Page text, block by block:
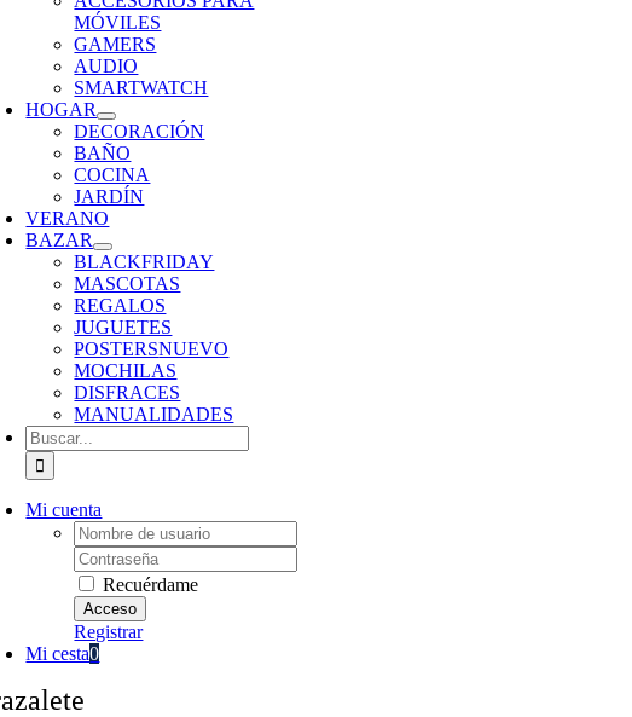
MÓVILES
GAMERS
AUDIO
SMARTWATCH
HOGAR
DECORACIÓN
BAÑO
COCINA
JARDÍN
VERANO
BAZAR
BLACKFRIDAY
MASCOTAS
REGALOS
JUGUETES
POSTERSNUEVO
MOCHILAS
DISFRACES
MANUALIDADES
Buscar:
Mi cuenta
Username:
Password:
Recuérdame
Registrar
Mi cesta0